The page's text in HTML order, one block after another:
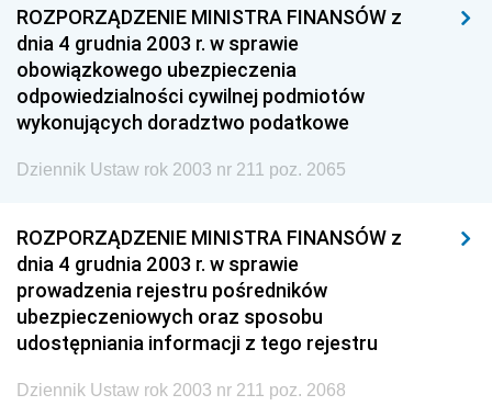
ROZPORZĄDZENIE MINISTRA FINANSÓW z
dnia 4 grudnia 2003 r. w sprawie
obowiązkowego ubezpieczenia
odpowiedzialności cywilnej podmiotów
wykonujących doradztwo podatkowe
Dziennik Ustaw rok 2003 nr 211 poz. 2065
ROZPORZĄDZENIE MINISTRA FINANSÓW z
dnia 4 grudnia 2003 r. w sprawie
prowadzenia rejestru pośredników
ubezpieczeniowych oraz sposobu
udostępniania informacji z tego rejestru
Dziennik Ustaw rok 2003 nr 211 poz. 2068